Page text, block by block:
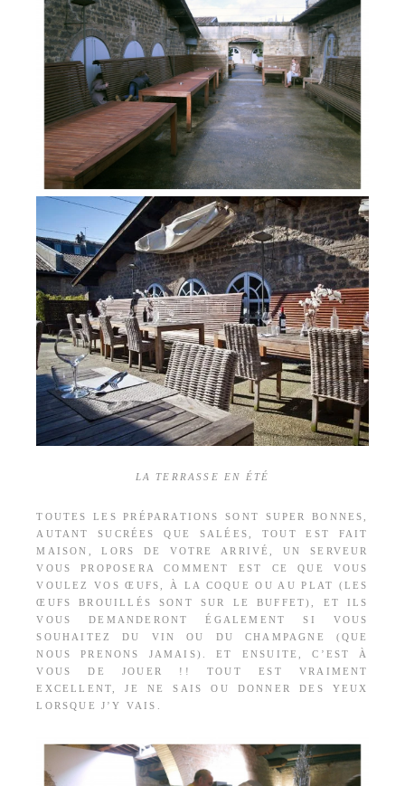
LA TERRASSE EN ÉTÉ
TOUTES LES PRÉPARATIONS SONT SUPER BONNES,
AUTANT SUCRÉES QUE SALÉES, TOUT EST FAIT
MAISON, LORS DE VOTRE ARRIVÉ, UN SERVEUR
VOUS PROPOSERA COMMENT EST CE QUE VOUS
VOULEZ VOS ŒUFS, À LA COQUE OU AU PLAT (LES
ŒUFS BROUILLÉS SONT SUR LE BUFFET), ET ILS
VOUS DEMANDERONT ÉGALEMENT SI VOUS
SOUHAITEZ DU VIN OU DU CHAMPAGNE (QUE
NOUS PRENONS JAMAIS). ET ENSUITE, C’EST À
VOUS DE JOUER !! TOUT EST VRAIMENT
EXCELLENT, JE NE SAIS OU DONNER DES YEUX
LORSQUE J’Y VAIS.